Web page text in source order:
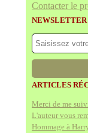
Contacter le
NEWSLETTER
ARTICLES
Merci de me
L'auteur vous
Hommage à